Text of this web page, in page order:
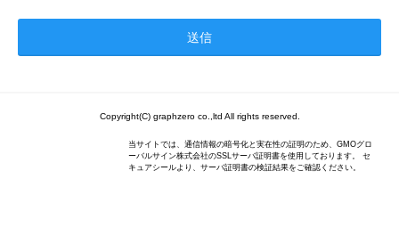
Copyright(C) graphzero co.,ltd All rights reserved.
当サイトでは、通信情報の暗号化と実在性の証明のため、GMOグロ
ーバルサイン株式会社のSSLサーバ証明書を使用しております。 セ
キュアシールより、サーバ証明書の検証結果をご確認ください。